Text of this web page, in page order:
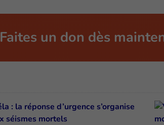
Faites un don dès